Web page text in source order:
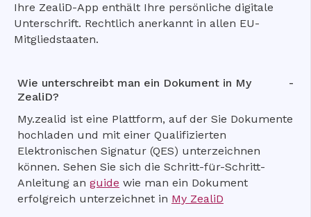
Ihre ZealiD-App enthält Ihre persönliche digitale
Unterschrift. Rechtlich anerkannt in allen EU-
Mitgliedstaaten.
Wie unterschreibt man ein Dokument in My
ZealiD?
My.zealid ist eine Plattform, auf der Sie Dokumente
hochladen und mit einer Qualifizierten
Elektronischen Signatur (QES) unterzeichnen
können. Sehen Sie sich die Schritt-für-Schritt-
Anleitung an guide wie man ein Dokument
erfolgreich unterzeichnet in My ZealiD